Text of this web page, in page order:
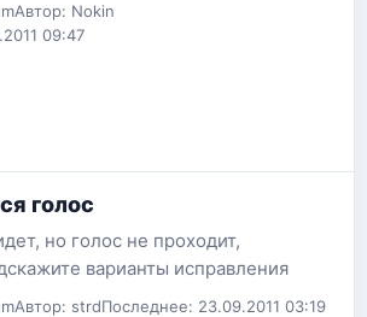
Автор: Nokin
09:47
голос
но голос не проходит,
варианты исправления
Автор: strdПоследнее: 23.09.2011 03:19